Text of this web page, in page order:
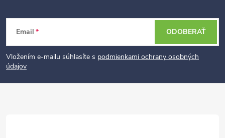
t
Email
Vložením e-mailu súhlasíte s podmienkami ochrany osobných
údajov
ODOBERAŤ